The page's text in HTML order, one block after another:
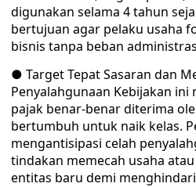
digunakan selama 4 tahun
bertujuan agar pelaku usaha
bisnis tanpa beban
● Target Tepat Sasaran dan
Penyalahgunaan Kebijakan
pajak benar-benar diterima
bertumbuh untuk naik kelas.
mengantisipasi celah
tindakan memecah usaha
entitas baru demi